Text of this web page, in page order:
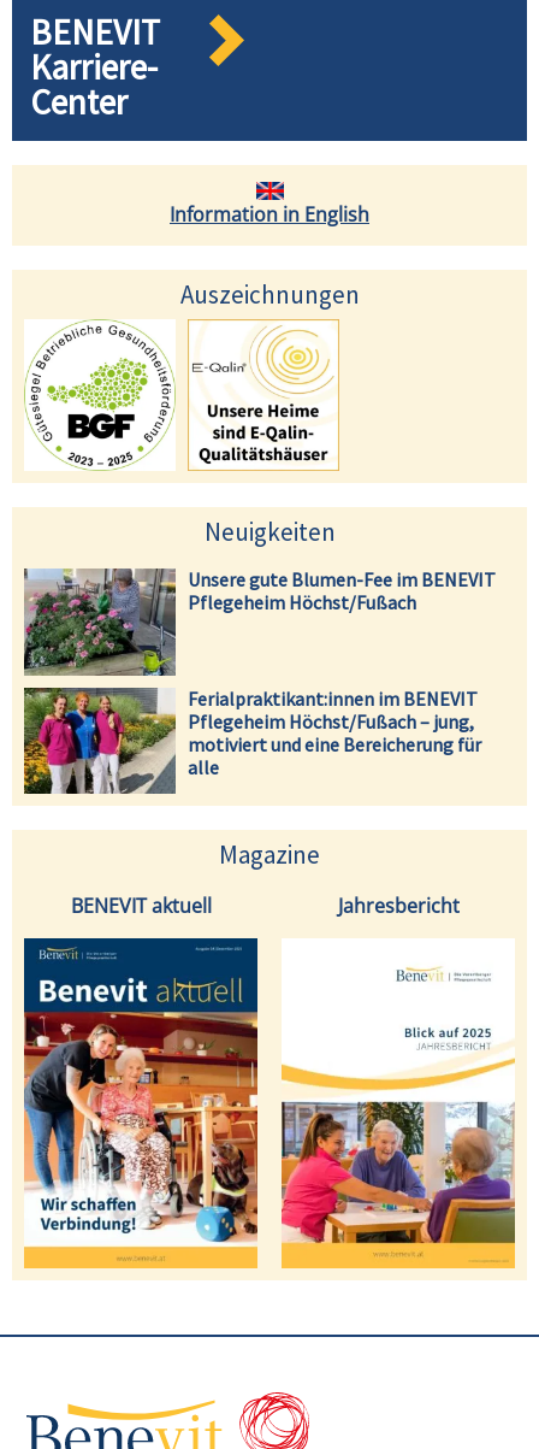
BENEVIT
Karriere-
Center
Information in English
Auszeichnungen
Neuigkeiten
Unsere gute Blumen-Fee im BENEVIT
Pflegeheim Höchst/Fußach
Ferialpraktikant:innen im BENEVIT
Pflegeheim Höchst/Fußach – jung,
motiviert und eine Bereicherung für
alle
Magazine
BENEVIT aktuell Jahresbericht